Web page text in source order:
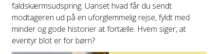
faldskærmsudspring. Uanset hvad får du sendt
modtageren ud på en uforglemmelig rejse, fyldt med
minder og gode historier at fortælle. Hvem siger, at
eventyr blot er for børn?